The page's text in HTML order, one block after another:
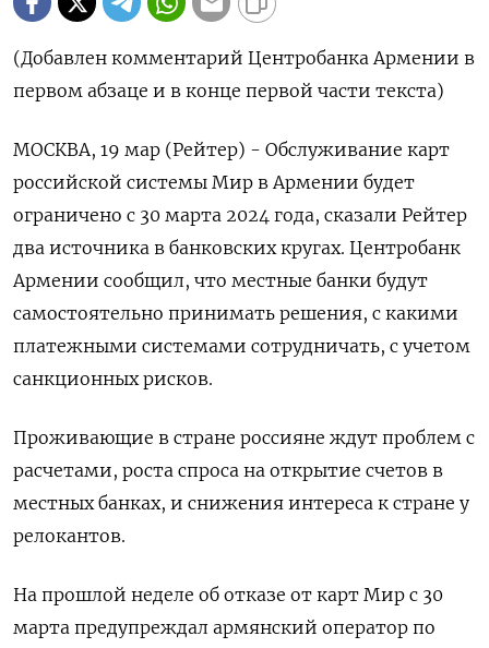
(Добавлен комментарий Центробанка Армении в
первом абзаце и в конце первой части текста)
МОСКВА, 19 мар (Рейтер) - Обслуживание карт
российской системы Мир в Армении будет
ограничено с 30 марта 2024 года, сказали Рейтер
два источника в банковских кругах. Центробанк
Армении сообщил, что местные банки будут
самостоятельно принимать решения, с какими
платежными системами сотрудничать, с учетом
санкционных рисков.
Проживающие в стране россияне ждут проблем с
расчетами, роста спроса на открытие счетов в
местных банках, и снижения интереса к стране у
релокантов.
На прошлой неделе об отказе от карт Мир с 30
марта предупреждал армянский оператор по